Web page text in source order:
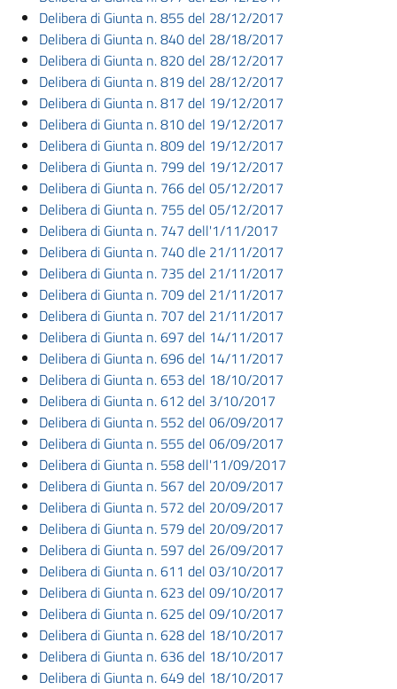
Delibera di Giunta n. 855 del 28/12/2017
Delibera di Giunta n. 840 del 28/18/2017
Delibera di Giunta n. 820 del 28/12/2017
Delibera di Giunta n. 819 del 28/12/2017
Delibera di Giunta n. 817 del 19/12/2017
Delibera di Giunta n. 810 del 19/12/2017
Delibera di Giunta n. 809 del 19/12/2017
Delibera di Giunta n. 799 del 19/12/2017
Delibera di Giunta n. 766 del 05/12/2017
Delibera di Giunta n. 755 del 05/12/2017
Delibera di Giunta n. 747 dell'1/11/2017
Delibera di Giunta n. 740 dle 21/11/2017
Delibera di Giunta n. 735 del 21/11/2017
Delibera di Giunta n. 709 del 21/11/2017
Delibera di Giunta n. 707 del 21/11/2017
Delibera di Giunta n. 697 del 14/11/2017
Delibera di Giunta n. 696 del 14/11/2017
Delibera di Giunta n. 653 del 18/10/2017
Delibera di Giunta n. 612 del 3/10/2017
Delibera di Giunta n. 552 del 06/09/2017
Delibera di Giunta n. 555 del 06/09/2017
Delibera di Giunta n. 558 dell'11/09/2017
Delibera di Giunta n. 567 del 20/09/2017
Delibera di Giunta n. 572 del 20/09/2017
Delibera di Giunta n. 579 del 20/09/2017
Delibera di Giunta n. 597 del 26/09/2017
Delibera di Giunta n. 611 del 03/10/2017
Delibera di Giunta n. 623 del 09/10/2017
Delibera di Giunta n. 625 del 09/10/2017
Delibera di Giunta n. 628 del 18/10/2017
Delibera di Giunta n. 636 del 18/10/2017
Delibera di Giunta n. 649 del 18/10/2017